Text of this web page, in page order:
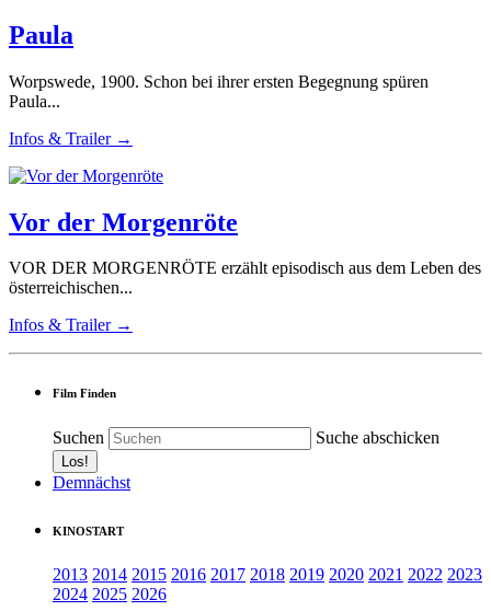
Paula
Worpswede, 1900. Schon bei ihrer ersten Begegnung spüren
Paula...
Infos & Trailer →
Vor der Morgenröte
VOR DER MORGENRÖTE erzählt episodisch aus dem Leben des
österreichischen...
Infos & Trailer →
Film Finden
Suchen Suche abschicken
Demnächst
KINOSTART
2013 2014 2015 2016 2017 2018 2019 2020 2021 2022 2023
2024 2025 2026